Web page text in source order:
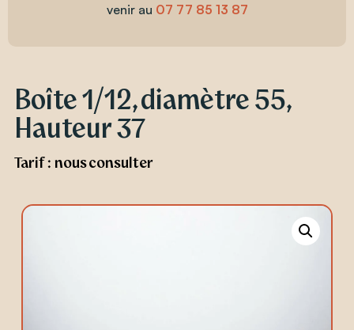
venir au 07 77 85 13 87
Boîte 1/12, diamètre 55,
Hauteur 37
Tarif : nous consulter